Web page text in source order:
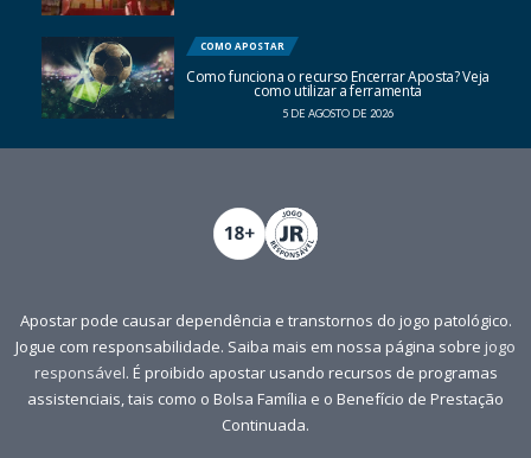
COMO APOSTAR
Como funciona o recurso Encerrar Aposta? Veja
como utilizar a ferramenta
5 DE AGOSTO DE 2026
Apostar pode causar dependência e transtornos do jogo patológico.
Jogue com responsabilidade. Saiba mais em nossa página sobre jogo
responsável. É proibido apostar usando recursos de programas
assistenciais, tais como o Bolsa Família e o Benefício de Prestação
Continuada.